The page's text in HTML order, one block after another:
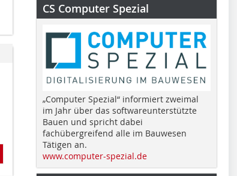
CS Computer Spezial
„Computer Spezial“ informiert zweimal
im Jahr über das softwareunterstützte
Bauen und spricht dabei
fachübergreifend alle im Bauwesen
Tätigen an.
www.computer-spezial.de